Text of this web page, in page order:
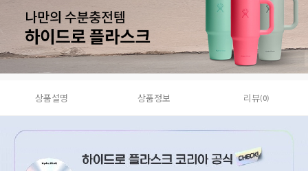
상품설명 상품정보 리뷰(0)